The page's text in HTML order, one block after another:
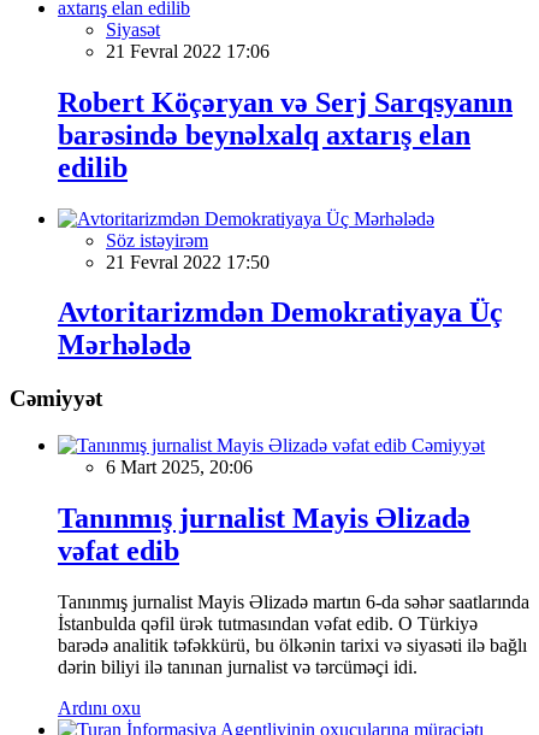
Siyasət
21 Fevral 2022 17:06
Robert Köçəryan və Serj Sarqsyanın
barəsində beynəlxalq axtarış elan
edilib
Söz istəyirəm
21 Fevral 2022 17:50
Avtoritarizmdən Demokratiyaya Üç
Mərhələdə
Cəmiyyət
Cəmiyyət
6 Mart 2025, 20:06
Tanınmış jurnalist Mayis Əlizadə
vəfat edib
Tanınmış jurnalist Mayis Əlizadə martın 6-da səhər saatlarında
İstanbulda qəfil ürək tutmasından vəfat edib. O Türkiyə
barədə analitik təfəkkürü, bu ölkənin tarixi və siyasəti ilə bağlı
dərin biliyi ilə tanınan jurnalist və tərcüməçi idi.
Ardını oxu